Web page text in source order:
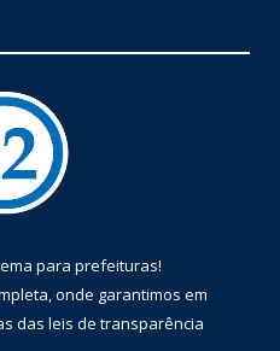
para prefeituras!
onde garantimos em
das leis de transparência